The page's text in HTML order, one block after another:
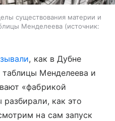
существования материи и
Менделеева
источник:
, как в Дубне
Менделеева и
«фабрикой
как это
на сам запуск